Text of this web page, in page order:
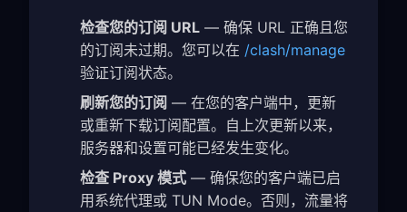
检查您的订阅 URL — 确保 URL 正确且您
的订阅未过期。您可以在 /clash/manage
验证订阅状态。
刷新您的订阅 — 在您的客户端中，更新
或重新下载订阅配置。自上次更新以来，
服务器和设置可能已经发生变化。
检查 Proxy 模式 — 确保您的客户端已启
用系统代理或 TUN Mode。否则，流量将